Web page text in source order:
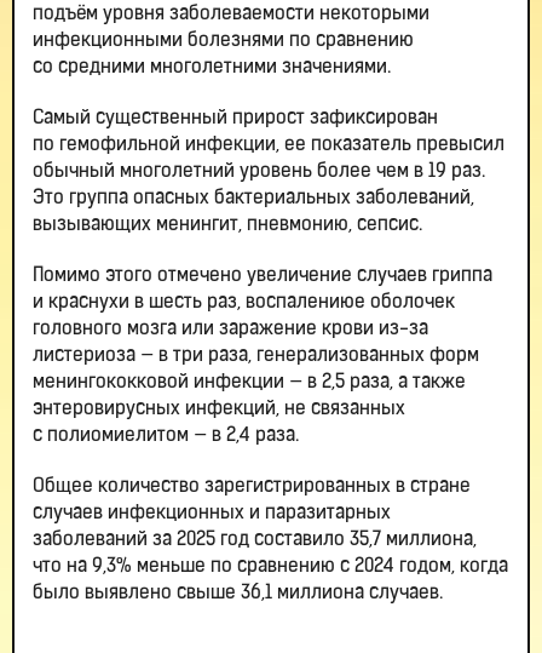
подъём уровня заболеваемости некоторыми
инфекционными болезнями по сравнению
со средними многолетними значениями.
Самый существенный прирост зафиксирован
по гемофильной инфекции, ее показатель превысил
обычный многолетний уровень более чем в 19 раз.
Это группа опасных бактериальных заболеваний,
вызывающих менингит, пневмонию, сепсис.
Помимо этого отмечено увеличение случаев гриппа
и краснухи в шесть раз, воспалениюе оболочек
головного мозга или заражение крови из-за
листериоза — в три раза, генерализованных форм
менингококковой инфекции — в 2,5 раза, а также
энтеровирусных инфекций, не связанных
с полиомиелитом — в 2,4 раза.
Общее количество зарегистрированных в стране
случаев инфекционных и паразитарных
заболеваний за 2025 год составило 35,7 миллиона,
что на 9,3% меньше по сравнению с 2024 годом, когда
было выявлено свыше 36,1 миллиона случаев.